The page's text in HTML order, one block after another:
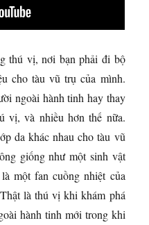
thú vị, nơi bạn phải đi bộ
cho tàu vũ trụ của mình.
ngoài hành tinh hay thay
vị, và nhiều hơn thế nữa.
da khác nhau cho tàu vũ
giống như một sinh vật
một fan cuồng nhiệt của
là thú vị khi khám phá
hành tinh mới trong khi